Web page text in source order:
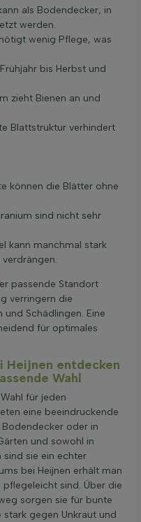
als Bodendecker, in
werden.
wenig Pflege, was
bis Herbst und
zieht Bienen an und
Blattstruktur verhindert
können die Blätter ohne
sind nicht sehr
kann manchmal stark
passende Standort
verringern die
und Schädlingen. Eine
für optimales
Heijnen entdecken
Wahl
für jeden
eine beeindruckende
oder in
und sowohl in
sind sie ein echter
bei Heijnen erhält man
sind. Über die
sorgen sie für bunte
stark gegen Unkraut und